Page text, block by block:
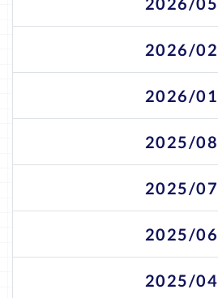
2026/02
2026/01
2025/08
2025/07
2025/06
2025/04